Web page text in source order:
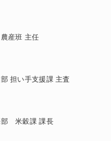
産班 主任
担い手支援課 主査
米穀課 課長